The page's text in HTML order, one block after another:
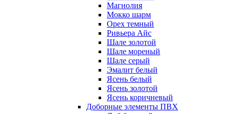
Магнолия
Мокко шарм
Орех темный
Ривьера Айс
Шале золотой
Шале мореный
Шале серый
Эмалит белый
Ясень белый
Ясень золотой
Ясень коричневый
Доборные элементы ПВХ